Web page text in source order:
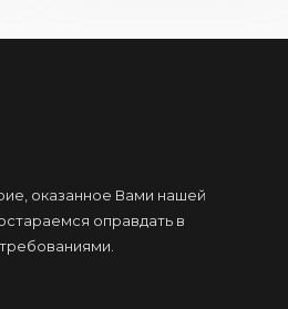
оказанное Вами нашей
оправдать в